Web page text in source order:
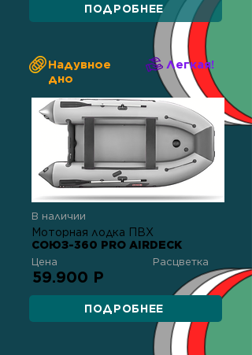
ПОДРОБНЕЕ
Надувное
дно
Легкая!
В наличии
Моторная лодка ПВХ
СОЮЗ-360 PRO AIRDECK
Цена Расцветка
59.900 Р
ПОДРОБНЕЕ